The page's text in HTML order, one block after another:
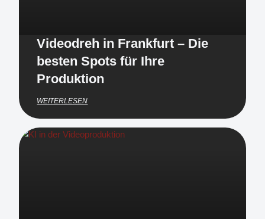
Videodreh in Frankfurt – Die
besten Spots für Ihre
Produktion
WEITERLESEN